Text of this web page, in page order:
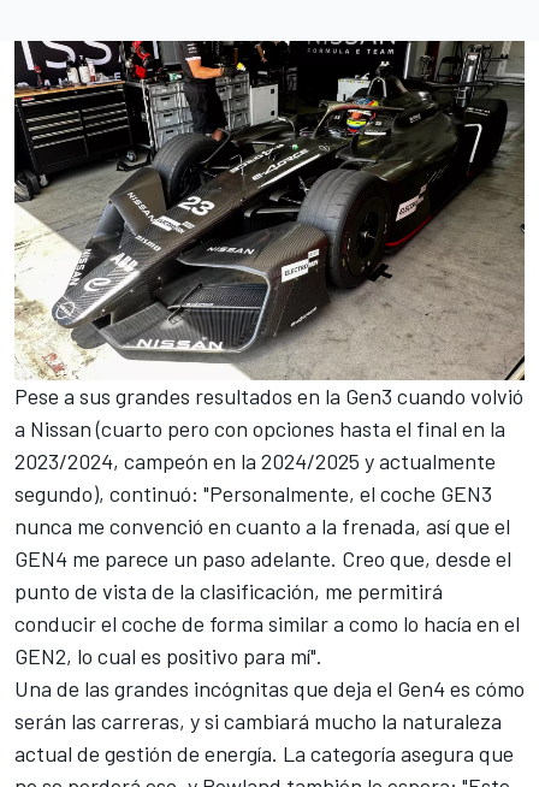
Pese a sus grandes resultados en la Gen3 cuando volvió
a Nissan (cuarto pero con opciones hasta el final en la
2023/2024, campeón en la 2024/2025 y actualmente
segundo), continuó: "Personalmente, el coche GEN3
nunca me convenció en cuanto a la frenada, así que el
GEN4 me parece un paso adelante. Creo que, desde el
punto de vista de la clasificación, me permitirá
conducir el coche de forma similar a como lo hacía en el
GEN2, lo cual es positivo para mí".
Una de las grandes incógnitas que deja el Gen4 es cómo
serán las carreras, y si cambiará mucho la naturaleza
actual de gestión de energía. La categoría asegura que